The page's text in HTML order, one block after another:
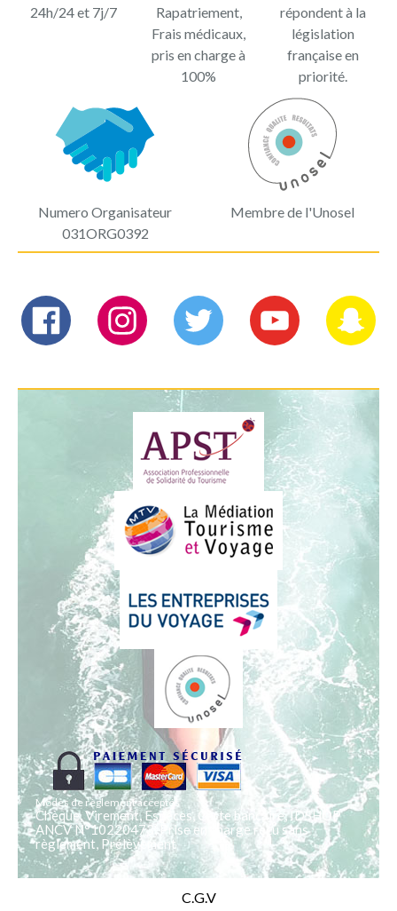
24h/24 et 7j/7
Rapatriement,
Frais médicaux,
pris en charge à
100%
répondent à la
législation
française en
priorité.
Numero Organisateur
031ORG0392
Membre de l'Unosel
Modes de règlement acceptés
Chèque, Virement, Espèces, Carte bancaire, IDSHOP
ANCV N°10220473, Prise en charge reçu sans
règlement, Prélèvement
C.G.V